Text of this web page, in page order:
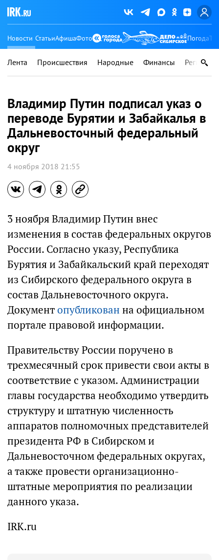
Новости СтатьиАфишаФото Погода
Лента Происшествия Народные Финансы Регионы
Владимир Путин подписал указ о
переводе Бурятии и Забайкалья в
Дальневосточный федеральный
округ
4 ноября 2018 21:55
3 ноября Владимир Путин внес
изменения в состав федеральных округов
России. Согласно указу, Республика
Бурятия и Забайкальский край переходят
из Сибирского федерального округа в
состав Дальневосточного округа.
Документопубликован на официальном
портале правовой информации.
Правительству России поручено в
трехмесячный срок привести свои акты в
соответствие с указом. Администрации
главы государства необходимо утвердить
структуру и штатную численность
аппаратов полномочных представителей
президента РФ в Сибирском и
Дальневосточном федеральных округах,
а также провести организационно-
штатные мероприятия по реализации
данного указа.
IRK.ru